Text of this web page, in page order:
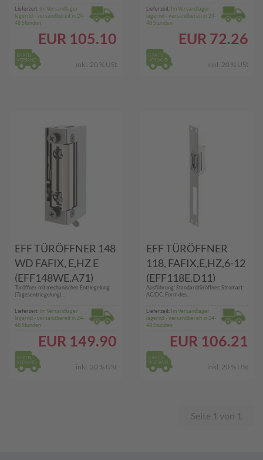
Lieferzeit: Im Versandlager
lagernd - versandbereit in 24-
48 Stunden
EUR 105.10
inkl. 20 % USt
Lieferzeit: Im Versandlager
lagernd - versandbereit in 24-
48 Stunden
EUR 72.26
inkl. 20 % USt
EFF TÜRÖFFNER 148
WD FAFIX, E,HZ E
(EFF148WE.A71)
Türöffner mit mechanischer Entriegelung
(Tagesentriegelung)...
Lieferzeit: Im Versandlager
lagernd - versandbereit in 24-
48 Stunden
EUR 149.90
inkl. 20 % USt
EFF TÜRÖFFNER
118, FAFIX,E,HZ,6-12
(EFF118E.D11)
Ausführung: Standardtüröffner, Stromart:
AC/DC, Form des...
Lieferzeit: Im Versandlager
lagernd - versandbereit in 24-
48 Stunden
EUR 106.21
inkl. 20 % USt
Seite 1 von 1